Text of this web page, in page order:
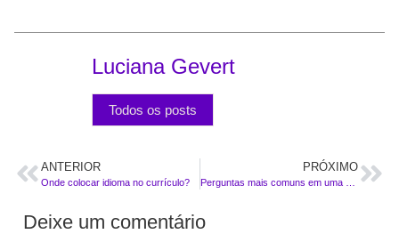
Luciana Gevert
Todos os posts
ANTERIOR
Onde colocar idioma no currículo?
PRÓXIMO
Deixe um comentário